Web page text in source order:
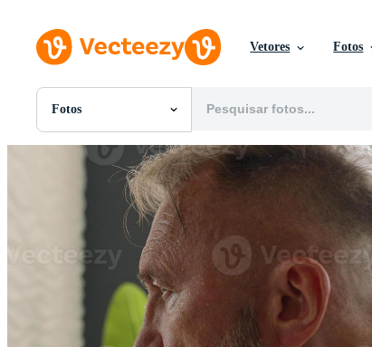
Vetores Fotos
Fotos
Todas Imagens
Fotos
PSDs
SVGs
Modelos
Vetores
Videos
Motion graphics
Imagens Editoriais
Eventos Editoriais